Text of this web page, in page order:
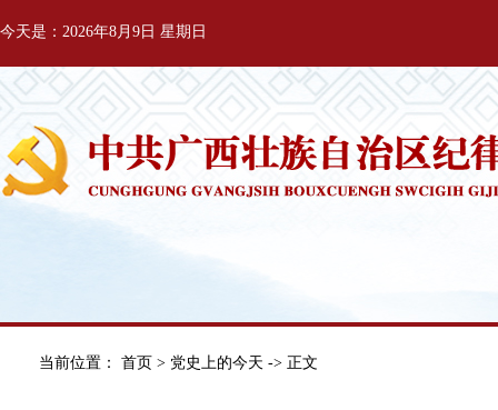
今天是：2026年8月9日 星期日
当前位置： 首页 > 党史上的今天 -> 正文